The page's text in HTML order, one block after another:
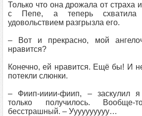
Только что она дрожала от страха
с Пепе, а теперь
удовольствием разгрызла его.
– Вот и прекрасно, мой
нравится?
Конечно, ей нравится. Ещё бы! И
потекли слюнки.
– Фиип-ииии-фиип, – заскулил
только получилось.
бесстрашный. – Уууууууууу…